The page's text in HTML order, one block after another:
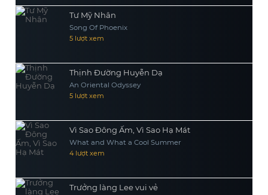
Tư Mỹ Nhân
Song Of Phoenix
5 lượt xem
Thịnh Đường Huyễn Dạ
An Oriental Odyssey
5 lượt xem
Vì Sao Đông Ấm, Vì Sao Hạ Mát
What and What a Cool Summer
4 lượt xem
Trưởng làng Lee vui vẻ